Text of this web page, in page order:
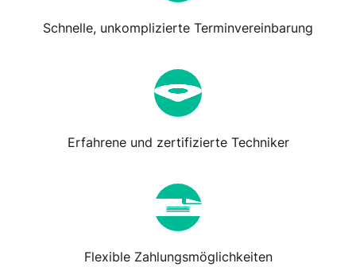
Schnelle, unkomplizierte Terminvereinbarung
Erfahrene und zertifizierte Techniker
Flexible Zahlungsmöglichkeiten